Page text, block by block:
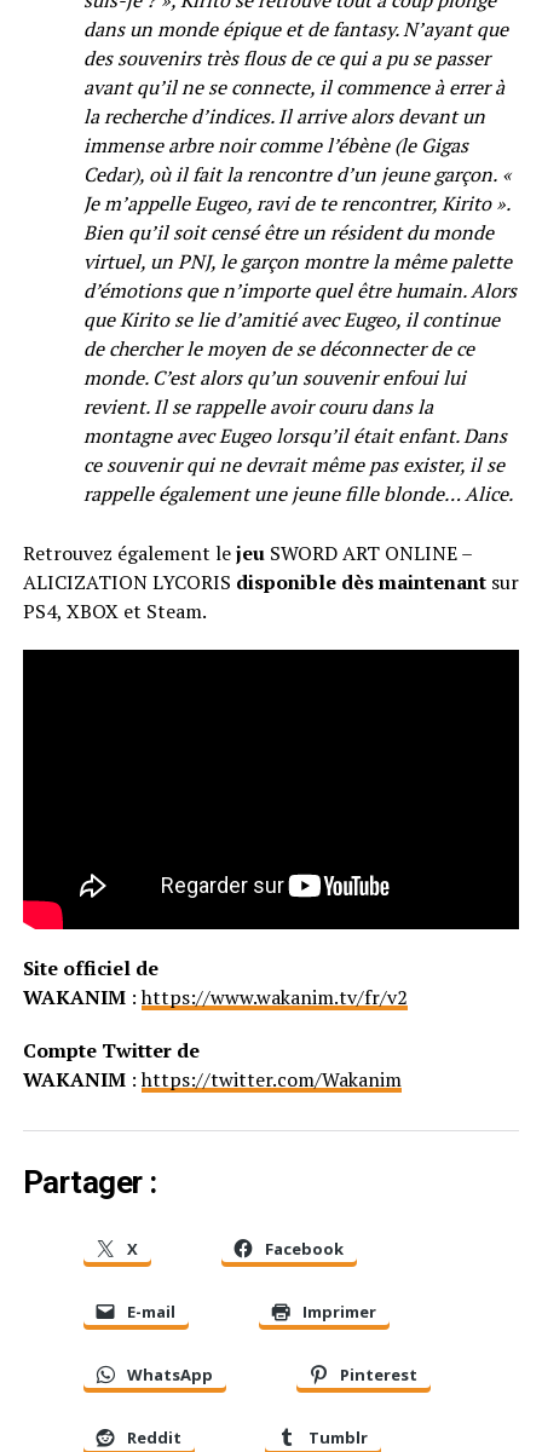
dans un monde épique et de fantasy. N’ayant que
des souvenirs très flous de ce qui a pu se passer
avant qu’il ne se connecte, il commence à errer à
la recherche d’indices. Il arrive alors devant un
immense arbre noir comme l’ébène (le Gigas
Cedar), où il fait la rencontre d’un jeune garçon. «
Je m’appelle Eugeo, ravi de te rencontrer, Kirito ».
Bien qu’il soit censé être un résident du monde
virtuel, un PNJ, le garçon montre la même palette
d’émotions que n’importe quel être humain. Alors
que Kirito se lie d’amitié avec Eugeo, il continue
de chercher le moyen de se déconnecter de ce
monde. C’est alors qu’un souvenir enfoui lui
revient. Il se rappelle avoir couru dans la
montagne avec Eugeo lorsqu’il était enfant. Dans
ce souvenir qui ne devrait même pas exister, il se
rappelle également une jeune fille blonde… Alice.
Retrouvez également lejeuSWORD ART ONLINE –
ALICIZATION LYCORIS disponible dès maintenant sur
PS4, XBOX et Steam.
Site officiel de
WAKANIM:https://www.wakanim.tv/fr/v2
Compte Twitter de
WAKANIM:https://twitter.com/Wakanim
Partager :
X Facebook
E-mail Imprimer
WhatsApp Pinterest
Reddit Tumblr